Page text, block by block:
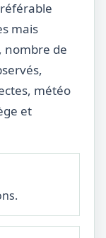
mais
nombre de
météo
et